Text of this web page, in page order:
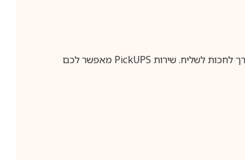
לחכות לשליח. שירות PickUPS מאפשר לכם